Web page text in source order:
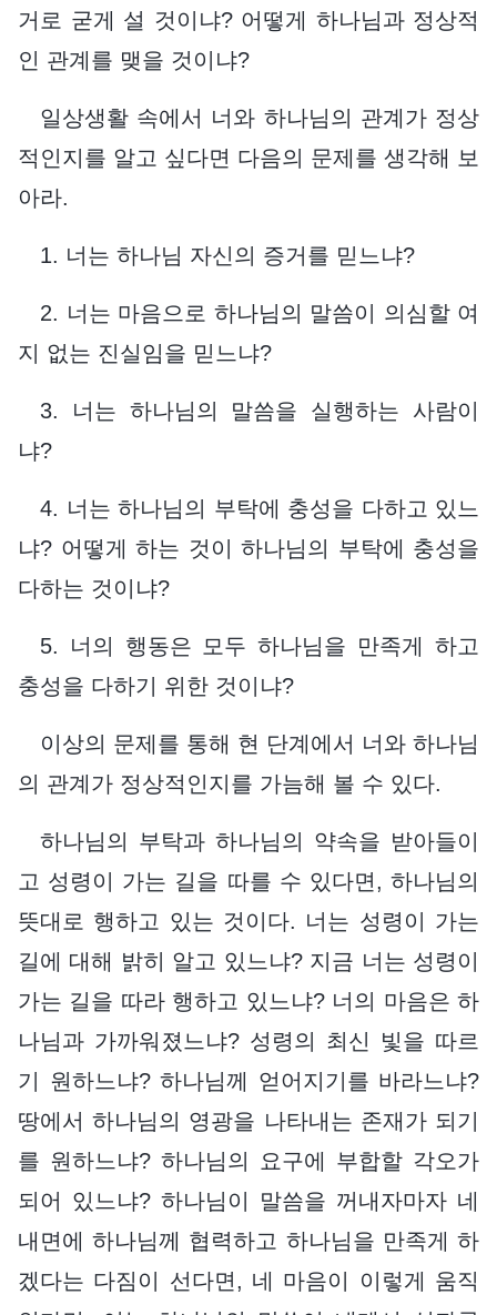
거로 굳게 설 것이냐? 어떻게 하나님과 정상적
인 관계를 맺을 것이냐?
일상생활 속에서 너와 하나님의 관계가 정상
적인지를 알고 싶다면 다음의 문제를 생각해 보
아라.
1. 너는 하나님 자신의 증거를 믿느냐?
2. 너는 마음으로 하나님의 말씀이 의심할 여
지 없는 진실임을 믿느냐?
3. 너는 하나님의 말씀을 실행하는 사람이
냐?
4. 너는 하나님의 부탁에 충성을 다하고 있느
냐? 어떻게 하는 것이 하나님의 부탁에 충성을
다하는 것이냐?
5. 너의 행동은 모두 하나님을 만족게 하고
충성을 다하기 위한 것이냐?
이상의 문제를 통해 현 단계에서 너와 하나님
의 관계가 정상적인지를 가늠해 볼 수 있다.
하나님의 부탁과 하나님의 약속을 받아들이
고 성령이 가는 길을 따를 수 있다면, 하나님의
뜻대로 행하고 있는 것이다. 너는 성령이 가는
길에 대해 밝히 알고 있느냐? 지금 너는 성령이
가는 길을 따라 행하고 있느냐? 너의 마음은 하
나님과 가까워졌느냐? 성령의 최신 빛을 따르
기 원하느냐? 하나님께 얻어지기를 바라느냐?
땅에서 하나님의 영광을 나타내는 존재가 되기
를 원하느냐? 하나님의 요구에 부합할 각오가
되어 있느냐? 하나님이 말씀을 꺼내자마자 네
내면에 하나님께 협력하고 하나님을 만족게 하
겠다는 다짐이 선다면, 네 마음이 이렇게 움직